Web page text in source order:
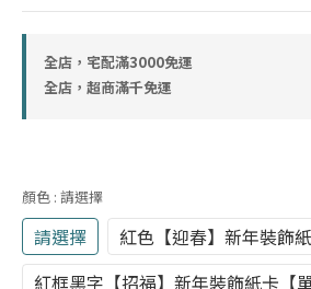
全店，宅配滿3000免運
全店，超商滿千免運
顏色 : 請選擇
請選擇
紅色【迎春】新年裝飾紙
紅框黑字【招福】新年裝飾紙卡【單